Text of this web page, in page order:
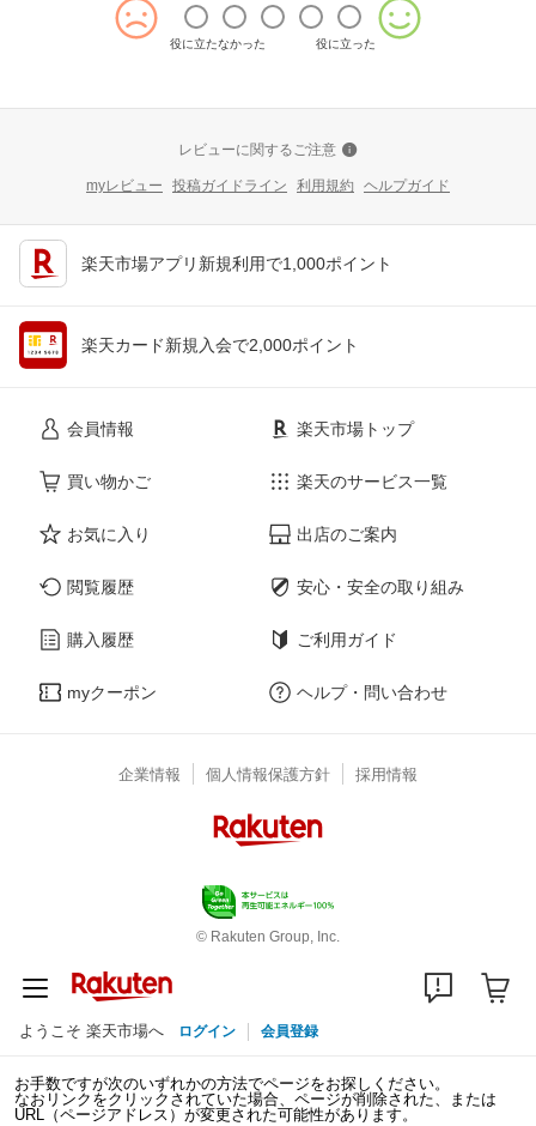
役に立たなかった 役に立った
レビューに関するご注意
myレビュー 投稿ガイドライン 利用規約 ヘルプガイド
楽天市場アプリ新規利用で1,000ポイント
楽天カード新規入会で2,000ポイント
会員情報
買い物かご
お気に入り
閲覧履歴
購入履歴
myクーポン
楽天市場トップ
楽天のサービス一覧
出店のご案内
安心・安全の取り組み
ご利用ガイド
ヘルプ・問い合わせ
企業情報 個人情報保護方針 採用情報
© Rakuten Group, Inc.
ようこそ 楽天市場へ ログイン 会員登録
お手数ですが次のいずれかの方法でページをお探しください。
なおリンクをクリックされていた場合、ページが削除された、または
URL（ページアドレス）が変更された可能性があります。